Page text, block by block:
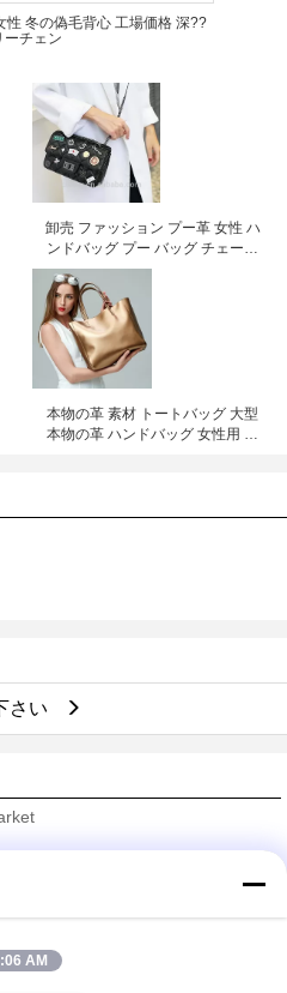
性 冬の偽毛背心 工場価格 深??
ーチェン
卸売 ファッション プー革 女性 ハ
ンドバッグ プー バッグ チェーン
バッグ クロスボディ バッグ 工場価
格 深?? リリー チェン
本物の革 素材 トートバッグ 大型
本物の革 ハンドバッグ 女性用 革
さい
AM